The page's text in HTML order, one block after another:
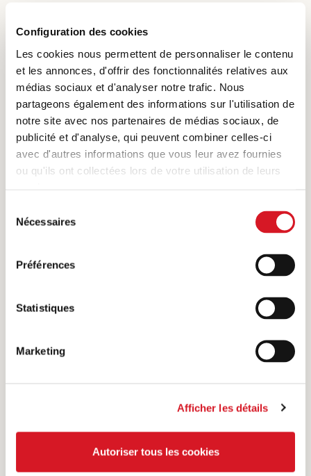
Configuration des cookies
Les cookies nous permettent de personnaliser le contenu
et les annonces, d'offrir des fonctionnalités relatives aux
médias sociaux et d'analyser notre trafic. Nous
partageons également des informations sur l'utilisation de
notre site avec nos partenaires de médias sociaux, de
publicité et d'analyse, qui peuvent combiner celles-ci
avec d'autres informations que vous leur avez fournies
ou qu'ils ont collectées lors de votre utilisation de leurs
Nécessaires
Préférences
Statistiques
Marketing
Afficher les détails
Autoriser tous les cookies
être utilisée (coupée en tranches) en fricassée braisée ou
comme partie d’un ragoût ou d’une goulache. Les crêtes de
la poitrine (avec les os) sont appelées « spare ribs » (ou
carré), une savoureuse spécialité à cuisiner sur le gril. En
charcuterie, on la transforme en saucisses crues spéciales
ou en salamis.
RAGOÛT ET GOULACHE
En vieux français, « ragoûter » signifie «
remettre en appétit ». Le plat dont le nom
provient de ce verbe est toujours très apprécié.